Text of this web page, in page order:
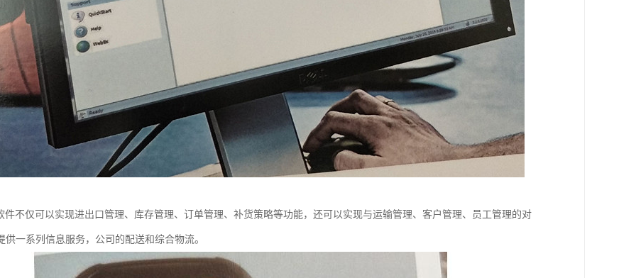
件不仅可以实现进出口管理、库存管理、订单管理、补货策略等功能，还可以实现与运输管理、客户管理、员工管理的对
供一系列信息服务，公司的配送和综合物流。